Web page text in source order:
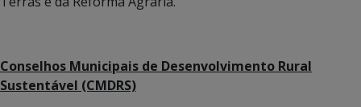
Conselhos Municipais de Desenvolvimento Rural
Sustentável (CMDRS)